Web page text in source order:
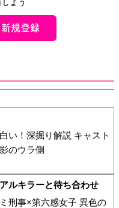
よう
新規登録
い！深掘り解説 キャスト
のウラ側
ルキラーと待ち合わせ
刑事×第六感女子 異色の